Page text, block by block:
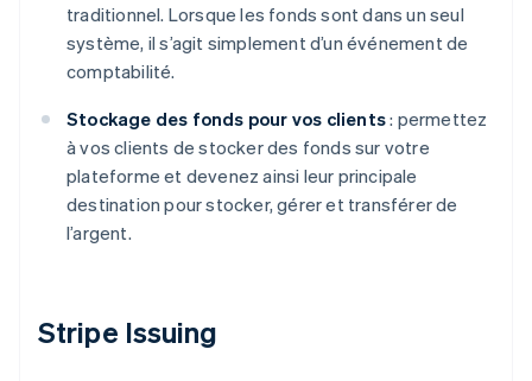
traditionnel. Lorsque les fonds sont dans un seul
système, il s’agit simplement d’un événement de
comptabilité.
Stockage des fonds pour vos clients: permettez
à vos clients de stocker des fonds sur votre
plateforme et devenez ainsi leur principale
destination pour stocker, gérer et transférer de
l’argent.
Stripe Issuing
Allemagne
DeutschEnglish